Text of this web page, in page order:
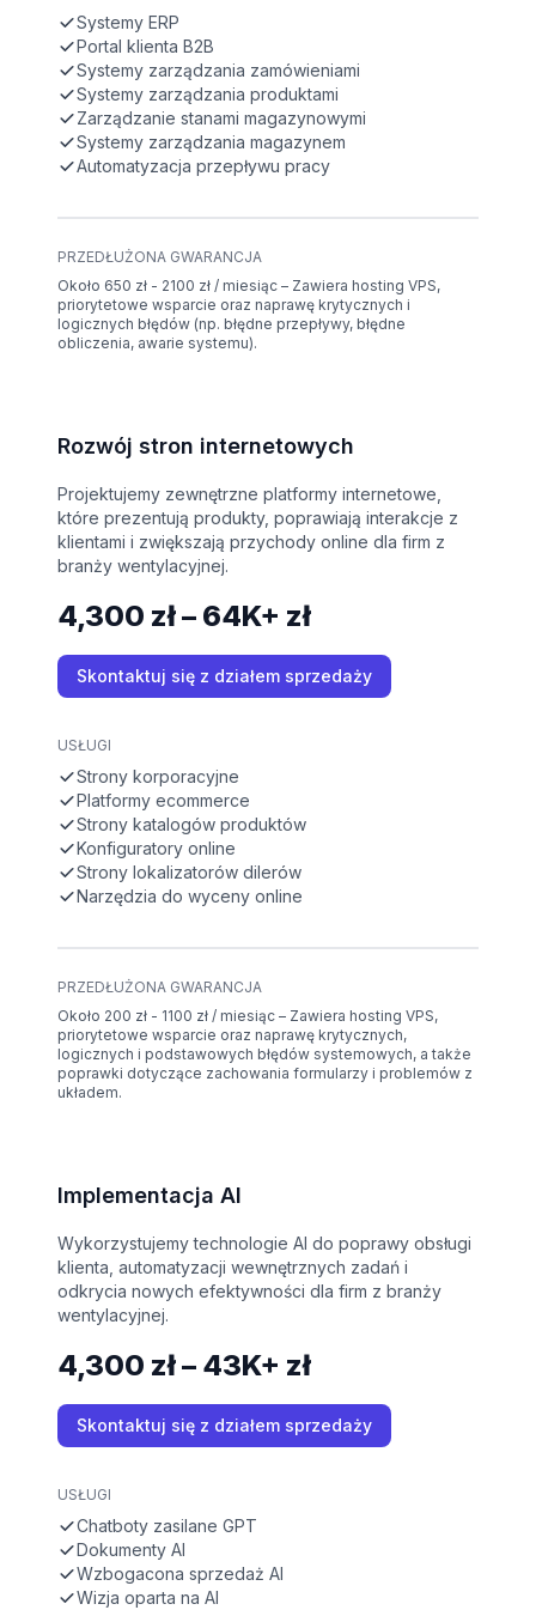
Systemy ERP
Portal klienta B2B
Systemy zarządzania zamówieniami
Systemy zarządzania produktami
Zarządzanie stanami magazynowymi
Systemy zarządzania magazynem
Automatyzacja przepływu pracy
PRZEDŁUŻONA GWARANCJA
Około 650 zł - 2100 zł / miesiąc – Zawiera hosting VPS,
priorytetowe wsparcie oraz naprawę krytycznych i
logicznych błędów (np. błędne przepływy, błędne
obliczenia, awarie systemu).
Rozwój stron internetowych
Projektujemy zewnętrzne platformy internetowe,
które prezentują produkty, poprawiają interakcje z
klientami i zwiększają przychody online dla firm z
branży wentylacyjnej.
4,300 zł – 64K+ zł
Skontaktuj się z działem sprzedaży
USŁUGI
Strony korporacyjne
Platformy ecommerce
Strony katalogów produktów
Konfiguratory online
Strony lokalizatorów dilerów
Narzędzia do wyceny online
PRZEDŁUŻONA GWARANCJA
Około 200 zł - 1100 zł / miesiąc – Zawiera hosting VPS,
priorytetowe wsparcie oraz naprawę krytycznych,
logicznych i podstawowych błędów systemowych, a także
poprawki dotyczące zachowania formularzy i problemów z
układem.
Implementacja AI
Wykorzystujemy technologie AI do poprawy obsługi
klienta, automatyzacji wewnętrznych zadań i
odkrycia nowych efektywności dla firm z branży
wentylacyjnej.
4,300 zł – 43K+ zł
Skontaktuj się z działem sprzedaży
USŁUGI
Chatboty zasilane GPT
Dokumenty AI
Wzbogacona sprzedaż AI
Wizja oparta na AI